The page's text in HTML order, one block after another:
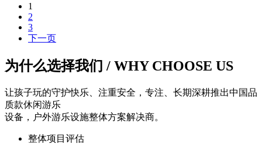
1
2
3
下一页
为什么选择我们 / WHY CHOOSE US
让孩子玩的守护快乐、注重安全，专注、长期深耕推出中国品
质款休闲游乐
设备，户外游乐设施整体方案解决商。
整体项目评估